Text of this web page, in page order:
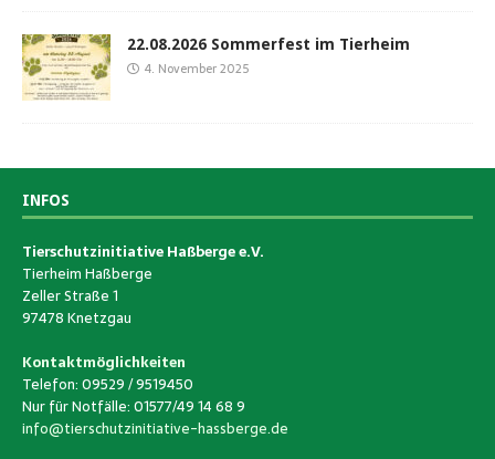
22.08.2026 Sommerfest im Tierheim
4. November 2025
INFOS
Tierschutzinitiative Haßberge e.V.
Tierheim Haßberge
Zeller Straße 1
97478 Knetzgau
Kontaktmöglichkeiten
Telefon: 09529 / 9519450
Nur für Notfälle: 01577/49 14 68 9
info@tierschutzinitiative-hassberge.de